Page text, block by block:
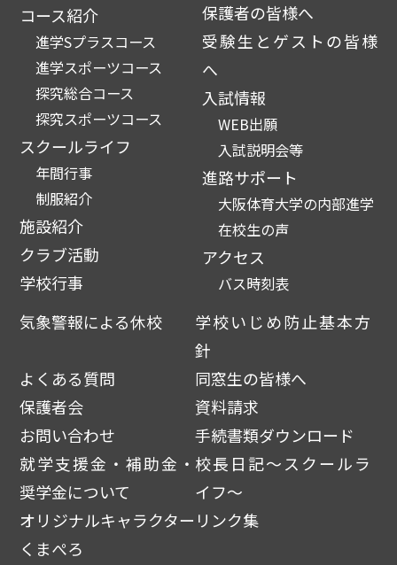
コース紹介
進学Sプラスコース
進学スポーツコース
探究総合コース
探究スポーツコース
スクールライフ
年間行事
制服紹介
施設紹介
クラブ活動
学校行事
保護者の皆様へ
受験生とゲストの皆様
へ
入試情報
WEB出願
入試説明会等
進路サポート
大阪体育大学の内部進学
在校生の声
アクセス
バス時刻表
気象警報による休校
学校いじめ防止基本方
針
よくある質問
同窓生の皆様へ
保護者会
資料請求
お問い合わせ
手続書類ダウンロード
就学支援金・補助金・
奨学金について
校長日記～スクールラ
イフ～
オリジナルキャラクター
くまぺろ
リンク集